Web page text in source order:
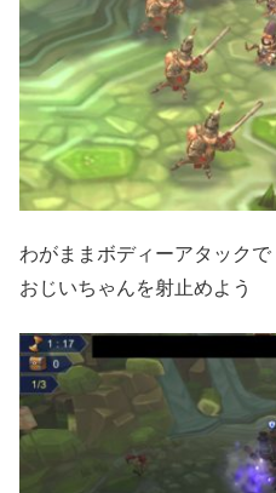
わがままボディーアタックで
おじいちゃんを射止めよう